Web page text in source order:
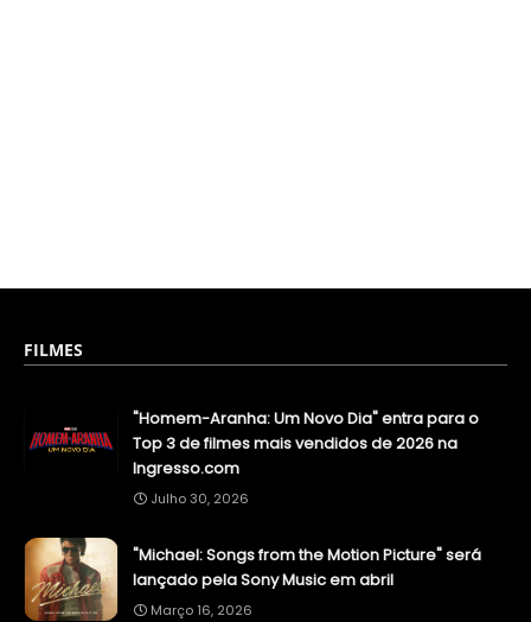
FILMES
"Homem-Aranha: Um Novo Dia" entra para o
Top 3 de filmes mais vendidos de 2026 na
Ingresso.com
Julho 30, 2026
"Michael: Songs from the Motion Picture" será
lançado pela Sony Music em abril
Março 16, 2026